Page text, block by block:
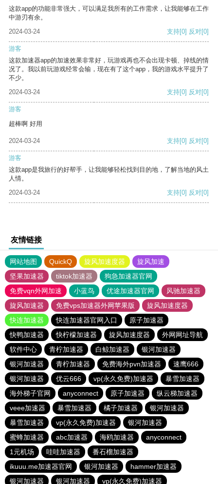
这款app的功能非常强大，可以满足我所有的工作需求，让我能够在工作
中游刃有余。
2024-03-24
支持[0] 反对[0]
游客
这款加速器app的加速效果非常好，玩游戏再也不会出现卡顿、掉线的情
况了。我以前玩游戏经常会输，现在有了这个app，我的游戏水平提升了
不少。
2024-03-24
支持[0] 反对[0]
游客
超棒啊 好用
2024-03-24 支持[0] 反对[0]
游客
这款app是我旅行的好帮手，让我能够轻松找到目的地，了解当地的风土
人情。
2024-03-24
支持[0] 反对[0]
友情链接
网站地图 QuickQ 旋风加速度器
旋风加速
坚果加速器
tiktok加速器
狗急加速器官网
免费vqn外网加速
小蓝鸟 优途加速器官网
风驰加速器
旋风加速器
免费vps加速器外网苹果版
旋风加速度器
快连加速器
快连加速器官网入口
原子加速器
快鸭加速器
快柠檬加速器 旋风加速度器
外网网址导航
软件中心
青柠加速器 白鲸加速器
银河加速器
银河加速器
青柠加速器 免费海外pvn加速器
速鹰666
银河加速器
优云666 vp(永久免费)加速器
暴雪加速器
海外梯子官网
anyconnect 原子加速器
纵云梯加速器
veee加速器
暴雪加速器 橘子加速器
银河加速器
暴雪加速器
vp(永久免费)加速器
银河加速器
蜜蜂加速器
abc加速器 海鸥加速器
anyconnect
1元机场
哇哇加速器
番石榴加速器
ikuuu.me加速器官网
银河加速器
hammer加速器
银河加速器
银河加速器 vp(永久免费)加速器